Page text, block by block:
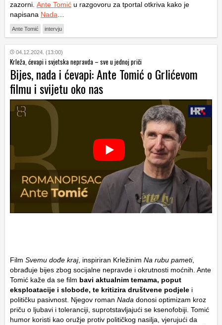
zazorni. Ante Tomić u razgovoru za tportal otkriva kako je
napisana Nada
Ante Tomić intervju
04.12.2024. (13:00)
Krleža, ćevapi i svjetska nepravda – sve u jednoj priči
Bijes, nada i ćevapi: Ante Tomić o Grlićevom
filmu i svijetu oko nas
Film Svemu dođe kraj, inspiriran Krležinim Na rubu pameti,
obrađuje bijes zbog socijalne nepravde i okrutnosti moćnih. Ante
Tomić kaže da se film bavi aktualnim temama, poput
eksploatacije i slobode, te kritizira društvene podjele i
političku pasivnost. Njegov roman Nada donosi optimizam kroz
priču o ljubavi i toleranciji, suprotstavljajući se ksenofobiji. Tomić
humor koristi kao oružje protiv političkog nasilja, vjerujući da